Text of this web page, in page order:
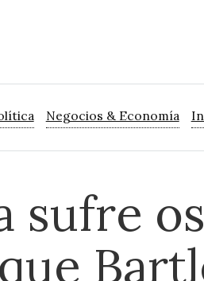
Negocios & Economía
sufre